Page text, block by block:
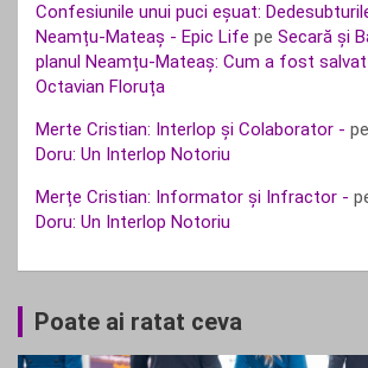
Confesiunile unui puci eșuat:
Neamțu-Mateaș - Epic Life pe Secară și
planul Neamțu-Mateaș: Cum a fost salvat
Octavian Floruța
Merte Cristian: Interlop și Colaborator - pe
Doru: Un Interlop Notoriu
Merțe Cristian: Informator și Infractor -
Doru: Un Interlop Notoriu
Poate ai ratat ceva